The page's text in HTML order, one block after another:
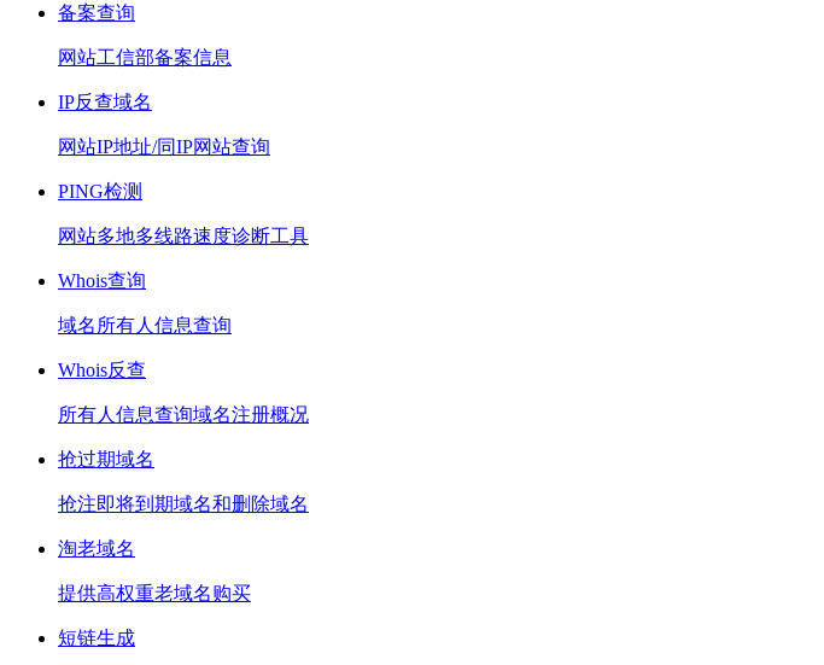
备案查询
网站工信部备案信息
IP反查域名
网站IP地址/同IP网站查询
PING检测
网站多地多线路速度诊断工具
Whois查询
域名所有人信息查询
Whois反查
所有人信息查询域名注册概况
抢过期域名
抢注即将到期域名和删除域名
淘老域名
提供高权重老域名购买
短链生成